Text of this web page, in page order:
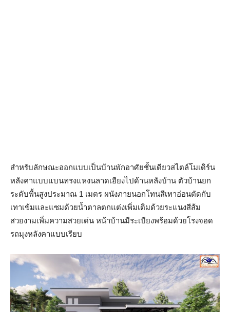
สำหรับลักษณะออกแบบเป็นบ้านพักอาศัยชั้นเดียวสไตล์โมเดิร์น
หลังคาแบบแบนทรงแหงนลาดเอียงไปด้านหลังบ้าน ตัวบ้านยก
ระดับพื้นสูงประมาณ 1 เมตร ผนังภายนอกโทนสีเทาอ่อนตัดกับ
เทาเข้มและแซมด้วยน้ำตาลตกแต่งเพิ่มเติมด้วยระแนงสีส้ม
สวยงามเพิ่มความสวยเด่น หน้าบ้านมีระเบียงพร้อมด้วยโรงจอด
รถมุงหลังคาแบบเรียบ